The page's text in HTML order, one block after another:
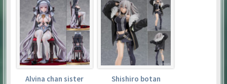
Alvina chan sister Shishiro botan